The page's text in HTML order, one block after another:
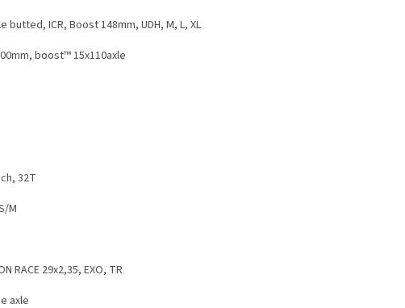
butted, ICR, Boost 148mm, UDH, M, L, XL
boost™ 15x110axle
32T
M
RACE 29x2,35, EXO, TR
axle